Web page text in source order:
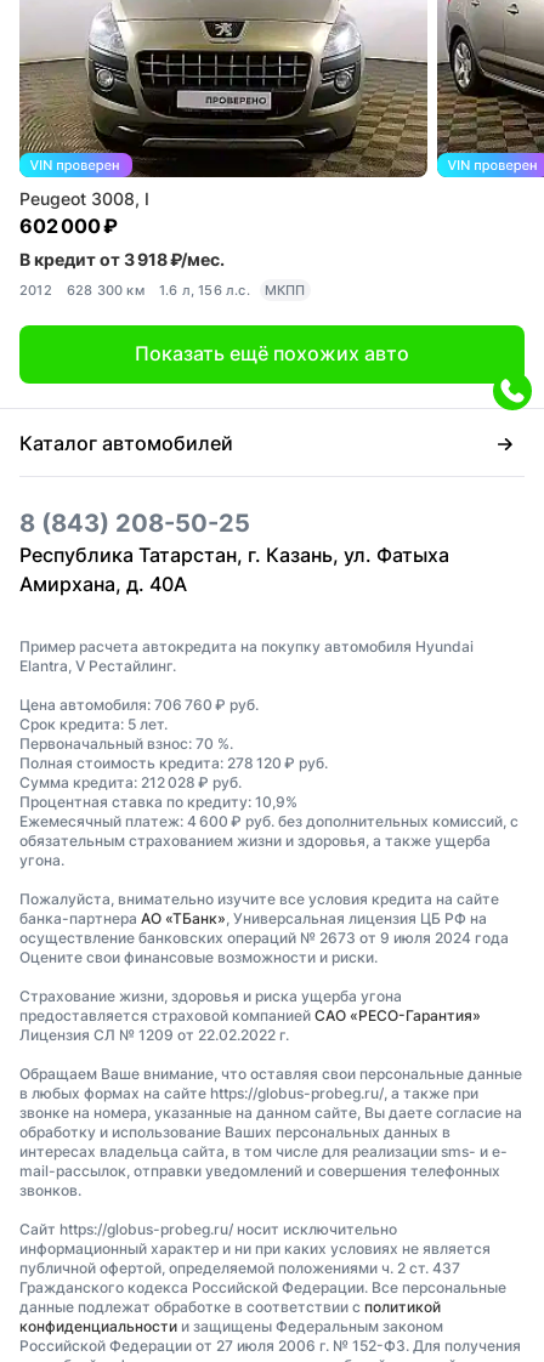
Peugeot 3008, I
602 000 ₽
В кредит от 3 918 ₽/мес.
2012 628 300 км 1.6 л, 156 л.с. МКПП
Показать ещё похожих авто
Каталог автомобилей
8 (843) 208-50-25
Республика Татарстан, г. Казань, ул. Фатыха
Амирхана, д. 40А
Пример расчета автокредита на покупку автомобиля Hyundai
Elantra, V Рестайлинг.
Цена автомобиля: 706 760 ₽ руб.
Срок кредита: 5 лет.
Первоначальный взнос: 70 %.
Полная стоимость кредита: 278 120 ₽ руб.
Сумма кредита: 212 028 ₽ руб.
Процентная ставка по кредиту: 10,9%
Ежемесячный платеж: 4 600 ₽ руб. без дополнительных комиссий, с
обязательным страхованием жизни и здоровья, а также ущерба
угона.
Пожалуйста, внимательно изучите все условия кредита на сайте
банка-партнера АО «ТБанк», Универсальная лицензия ЦБ РФ на
осуществление банковских операций № 2673 от 9 июля 2024 года
Оцените свои финансовые возможности и риски.
Страхование жизни, здоровья и риска ущерба угона
предоставляется страховой компанией САО «РЕСО-Гарантия»
Лицензия СЛ № 1209 от 22.02.2022 г.
Обращаем Ваше внимание, что оставляя свои персональные данные
в любых формах на сайте https://globus-probeg.ru/, а также при
звонке на номера, указанные на данном сайте, Вы даете согласие на
обработку и использование Ваших персональных данных в
интересах владельца сайта, в том числе для реализации sms- и e-
mail-рассылок, отправки уведомлений и совершения телефонных
звонков.
Сайт https://globus-probeg.ru/ носит исключительно
информационный характер и ни при каких условиях не является
публичной офертой, определяемой положениями ч. 2 ст. 437
Гражданского кодекса Российской Федерации. Все персональные
данные подлежат обработке в соответствии с политикой
конфиденциальности и защищены Федеральным законом
Российской Федерации от 27 июля 2006 г. № 152-ФЗ. Для получения